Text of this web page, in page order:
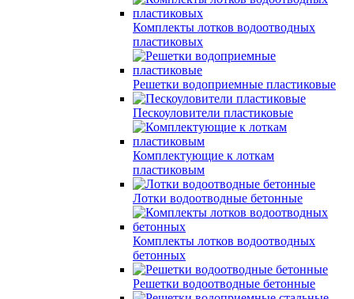
Комплекты лотков водоотводных
пластиковых
Решетки водоприемные пластиковые
Пескоуловители пластиковые
Комплектующие к лоткам
пластиковым
Лотки водоотводные бетонные
Комплекты лотков водоотводных
бетонных
Решетки водоотводные бетонные